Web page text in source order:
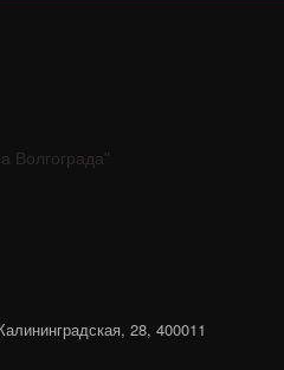
Волгограда"
28, 400011